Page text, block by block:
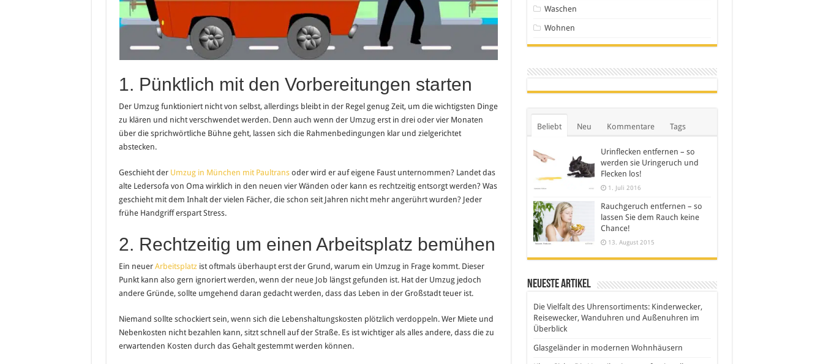
1. Pünktlich mit den Vorbereitungen starten
Der Umzug funktioniert nicht von selbst, allerdings bleibt in der Regel genug Zeit, um die wichtigsten Dinge
zu klären und nicht verschwendet werden. Denn auch wenn der Umzug erst in drei oder vier Monaten
über die sprichwörtliche Bühne geht, lassen sich die Rahmenbedingungen klar und zielgerichtet
abstecken.
Geschieht der Umzug in München mit Paultrans oder wird er auf eigene Faust unternommen? Landet das
alte Ledersofa von Oma wirklich in den neuen vier Wänden oder kann es rechtzeitig entsorgt werden? Was
geschieht mit dem Inhalt der vielen Fächer, die schon seit Jahren nicht mehr angerührt wurden? Jeder
frühe Handgriff erspart Stress.
2. Rechtzeitig um einen Arbeitsplatz bemühen
Ein neuer Arbeitsplatzist oftmals überhaupt erst der Grund, warum ein Umzug in Frage kommt. Dieser
Punkt kann also gern ignoriert werden, wenn der neue Job längst gefunden ist. Hat der Umzug jedoch
andere Gründe, sollte umgehend daran gedacht werden, dass das Leben in der Großstadt teuer ist.
Niemand sollte schockiert sein, wenn sich die Lebenshaltungskosten plötzlich verdoppeln. Wer Miete und
Nebenkosten nicht bezahlen kann, sitzt schnell auf der Straße. Es ist wichtiger als alles andere, dass die zu
erwartenden Kosten durch das Gehalt gestemmt werden können.
Waschen
Wohnen
Beliebt Neu Kommentare Tags
Urinflecken entfernen – so
werden sie Uringeruch und
Flecken los!
1. Juli 2016
Rauchgeruch entfernen – so
lassen Sie dem Rauch keine
Chance!
13. August 2015
Neueste Artikel
Die Vielfalt des Uhrensortiments: Kinderwecker,
Reisewecker, Wanduhren und Außenuhren im
Überblick
Glasgeländer in modernen Wohnhäusern